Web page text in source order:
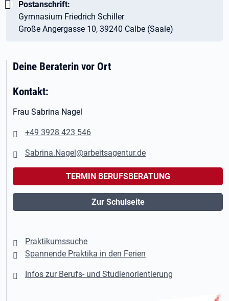
Wichtig:
Postanschrift:
Gymnasium Friedrich Schiller
Große Angergasse 10, 39240 Calbe (Saale)
Deine Beraterin vor Ort
Kontakt:
Frau Sabrina Nagel
+49 3928 423 546
Sabrina.Nagel@arbeitsagentur.de
TERMIN BERUFSBERATUNG
Zur Schulseite
Praktikumssuche
Spannende Praktika in den Ferien
Infos zur Berufs- und Studienorientierung